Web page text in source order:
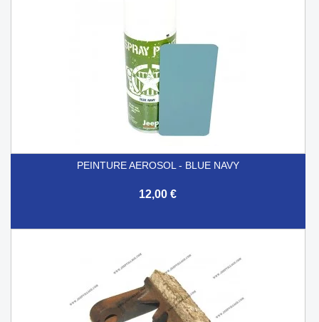
PEINTURE AEROSOL - BLUE NAVY
12,00 €